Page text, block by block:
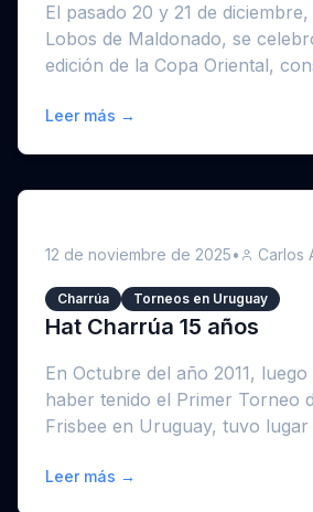
El pasado 20 y 21 de
Lobos de Maldonado, se
edición de la Copa Oriental,
Leer más →
12 de noviembre de 2025• Carlos
Charrúa Torneos en Uruguay
Hat Charrúa 15 años
En Octubre del año 2011,
haber tenido el Primer Torneo
Frisbee en Uruguay, tuvo
Leer más →